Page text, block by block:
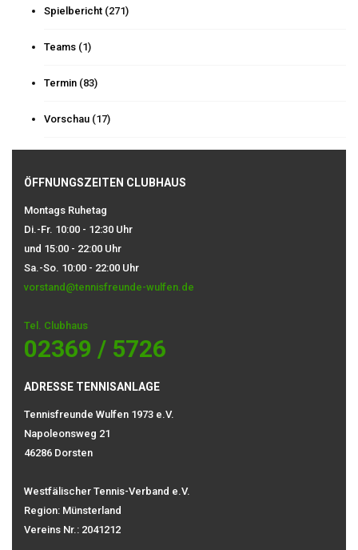
Spielbericht (271)
Teams (1)
Termin (83)
Vorschau (17)
ÖFFNUNGSZEITEN CLUBHAUS
Montags Ruhetag
Di.-Fr. 10:00 - 12:30 Uhr
und 15:00 - 22:00 Uhr
Sa.-So. 10:00 - 22:00 Uhr
vorstand@tennisfreunde-wulfen.de
Tel. Clubhaus
02369 / 5726
ADRESSE TENNISANLAGE
Tennisfreunde Wulfen 1973 e.V.
Napoleonsweg 21
46286 Dorsten
Westfälischer Tennis-Verband e.V.
Region: Münsterland
Vereins Nr.: 2041212